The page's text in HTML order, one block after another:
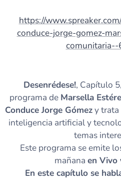
https://
conduce-jorge-gomez-
Desenrédese!, Capítulo
programa de Marsella
Conduce Jorge Gómezy
inteligencia artificial y
temas
Este programa se emite
mañana en Vivo
En este capítulo se